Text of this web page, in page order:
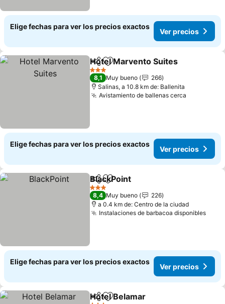
Elige fechas para ver los precios exactos
Ver precios
CompartirAgregar a favoritos
Hotel Marvento Suites
3 Estrellas
8,1 Muy bueno
266
Salinas, a 10.8 km de: Ballenita
Avistamiento de ballenas cerca
Elige fechas para ver los precios exactos
Ver precios
CompartirAgregar a favoritos
BlackPoint
3 Estrellas
8,4 Muy bueno
226
a 0.4 km de: Centro de la ciudad
Instalaciones de barbacoa disponibles
Elige fechas para ver los precios exactos
Ver precios
CompartirAgregar a favoritos
Hotel Belamar